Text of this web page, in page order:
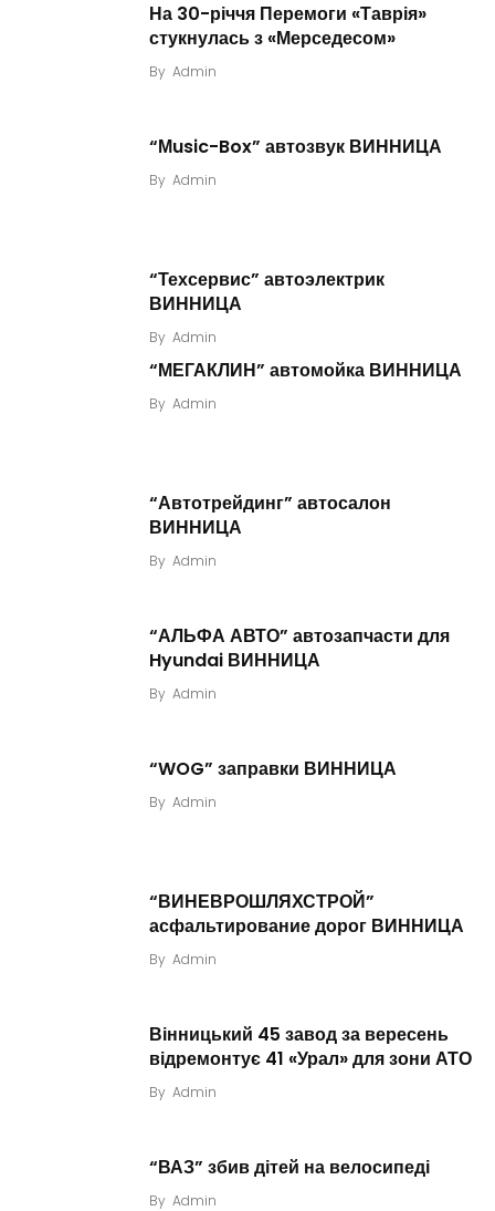
На 30-річчя Перемоги «Таврія»
стукнулась з «Мерседесом»
By Admin
“Мusic-Box” автозвук ВИННИЦА
By Admin
“Техсервис” автоэлектрик
ВИННИЦА
By Admin
“МЕГАКЛИН” автомойка ВИННИЦА
By Admin
“Автотрейдинг” автосалон
ВИННИЦА
By Admin
“АЛЬФА АВТО” автозапчасти для
Hyundai ВИННИЦА
By Admin
“WOG” заправки ВИННИЦА
By Admin
“ВИНЕВРОШЛЯХСТРОЙ”
асфальтирование дорог ВИННИЦА
By Admin
Вінницький 45 завод за вересень
відремонтує 41 «Урал» для зони АТО
By Admin
“ВАЗ” збив дітей на велосипеді
By Admin